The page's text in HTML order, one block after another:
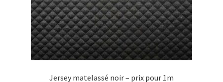
Jersey matelassé noir – prix pour 1m